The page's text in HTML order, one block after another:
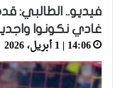
فيديو.. الطالبي:
غادي نكونوا
14:06 | 1 أبريل، 2026